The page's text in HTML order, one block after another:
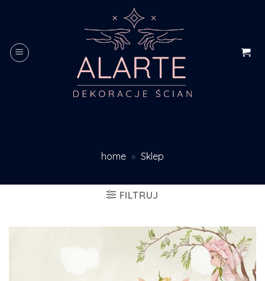
home » Sklep
FILTRUJ